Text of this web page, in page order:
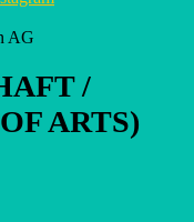
AG
/
ARTS)